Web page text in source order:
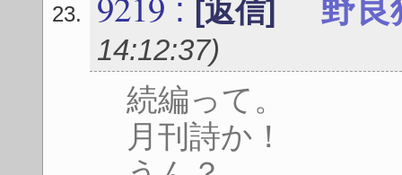
: [返信] 野良
14:12:37)
続編って。
月刊詩か！